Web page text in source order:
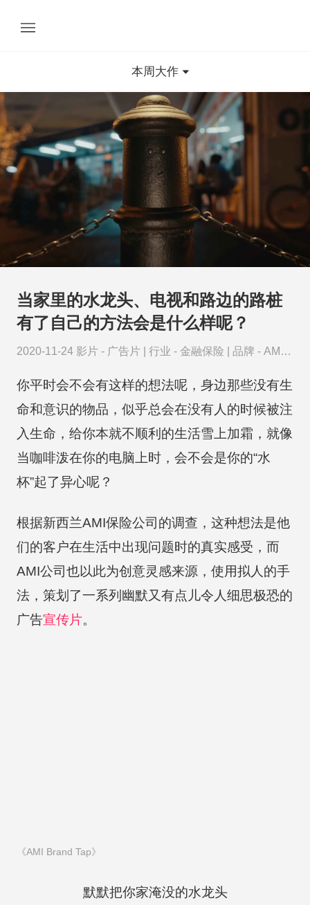
本周大作
当家里的水龙头、电视和路边的路桩
有了自己的方法会是什么样呢？
2020-11-24 影片 - 广告片 行业 - 金融保险 品牌 - AMI
你平时会不会有这样的想法呢，身边那些没有生
命和意识的物品，似乎总会在没有人的时候被注
入生命，给你本就不顺利的生活雪上加霜，就像
当咖啡泼在你的电脑上时，会不会是你的“水
杯”起了异心呢？
根据新西兰AMI保险公司的调查，这种想法是他
们的客户在生活中出现问题时的真实感受，而
AMI公司也以此为创意灵感来源，使用拟人的手
法，策划了一系列幽默又有点儿令人细思极恐的
广告宣传片。
《AMI Brand Tap》
默默把你家淹没的水龙头